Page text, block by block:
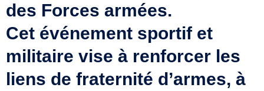
des Forces armées.
Cet événement sportif et
militaire vise à renforcer les
liens de fraternité d’armes, à